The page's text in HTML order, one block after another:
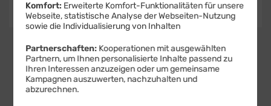
Apple iPhone 17 Highlights
Komfort: Erweiterte Komfort-Funktionalitäten für unsere
Webseite, statistische Analyse der Webseiten-Nutzung
sowie die Individualisierung von Inhalten
Partnerschaften: Kooperationen mit ausgewählten
Partnern, um Ihnen personalisierte Inhalte passend zu
Ihren Interessen anzuzeigen oder um gemeinsame
Kampagnen auszuwerten, nachzuhalten und
abzurechnen.